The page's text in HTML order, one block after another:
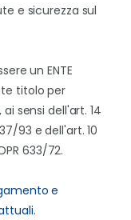
e sicurezza sul
un ENTE
titolo per
ai sensi dell'art. 14
93 e dell'art. 10
633/72.
e